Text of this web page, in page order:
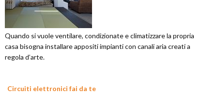
Quando si vuole ventilare, condizionate e climatizzare la propria
casa bisogna installare appositi impianti con canali aria creati a
regola d’arte.
Circuiti elettronici fai da te